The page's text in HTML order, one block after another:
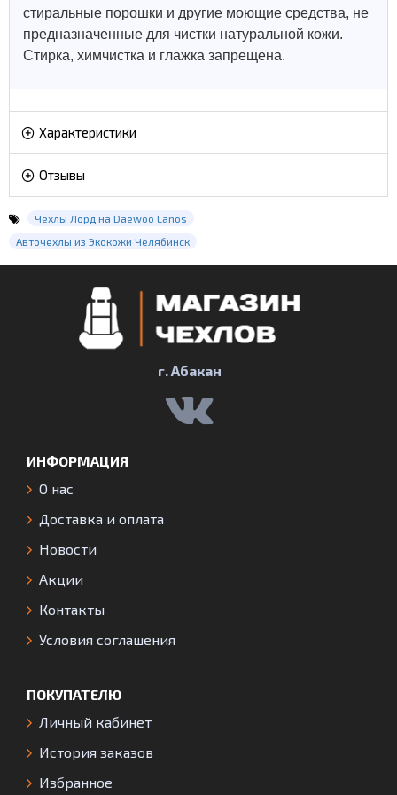
стиральные порошки и другие моющие средства, не
предназначенные для чистки натуральной кожи.
Стирка, химчистка и глажка запрещена.
Характеристики
Отзывы
Чехлы Лорд на Daewoo Lanos
Авточехлы из Экокожи Челябинск
г. Абакан
ИНФОРМАЦИЯ
О нас
Доставка и оплата
Новости
Акции
Контакты
Условия соглашения
ПОКУПАТЕЛЮ
Личный кабинет
История заказов
Избранное